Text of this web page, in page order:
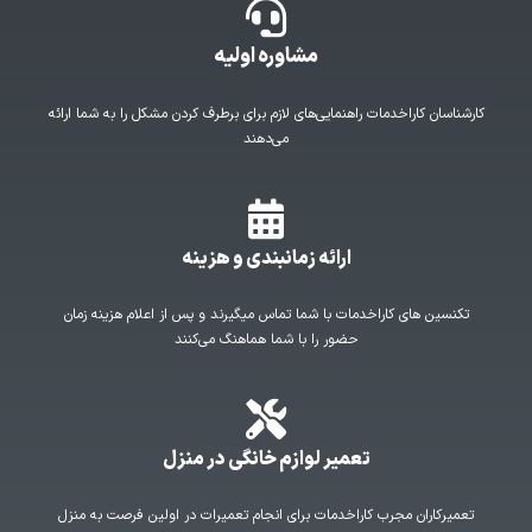
مشاوره اولیه
کارشناسان کاراخدمات راهنمایی‌های لازم برای برطرف کردن مشکل را به شما ارائه
می‌دهند
ارائه زمانبندی و هزینه
تکنسین های کاراخدمات با شما تماس میگیرند و پس از اعلام هزینه زمان
حضور را با شما هماهنگ می‌کنند
تعمیر لوازم خانگی در منزل
تعمیرکاران مجرب کاراخدمات برای انجام تعمیرات در اولین فرصت به منزل